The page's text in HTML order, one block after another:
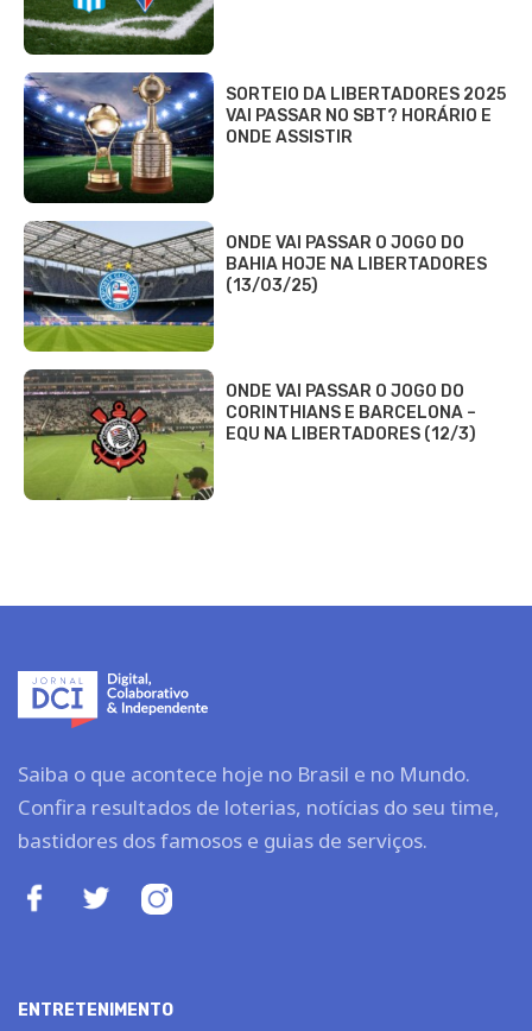
SORTEIO DA LIBERTADORES 2025
VAI PASSAR NO SBT? HORÁRIO E
ONDE ASSISTIR
ONDE VAI PASSAR O JOGO DO
BAHIA HOJE NA LIBERTADORES
(13/03/25)
ONDE VAI PASSAR O JOGO DO
CORINTHIANS E BARCELONA –
EQU NA LIBERTADORES (12/3)
Saiba o que acontece hoje no Brasil e no Mundo.
Confira resultados de loterias, notícias do seu time,
bastidores dos famosos e guias de serviços.
ENTRETENIMENTO